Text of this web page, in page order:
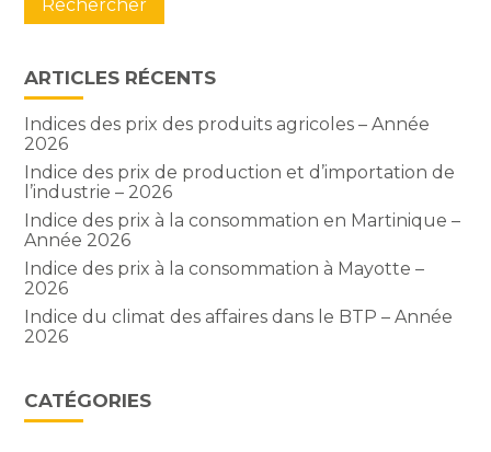
ARTICLES RÉCENTS
Indices des prix des produits agricoles – Année
2026
Indice des prix de production et d’importation de
l’industrie – 2026
Indice des prix à la consommation en Martinique –
Année 2026
Indice des prix à la consommation à Mayotte –
2026
Indice du climat des affaires dans le BTP – Année
2026
CATÉGORIES